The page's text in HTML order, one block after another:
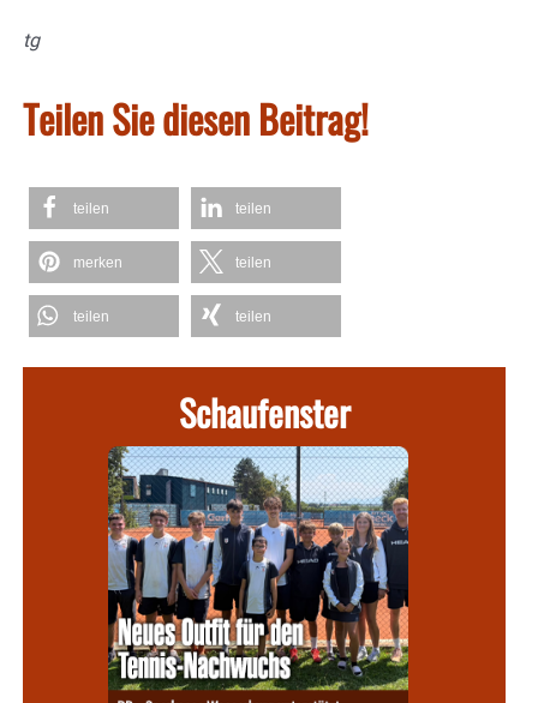
tg
Teilen Sie diesen Beitrag!
teilen teilen
merken teilen
teilen teilen
Schaufenster